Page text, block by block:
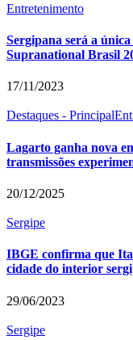
Entretenimento
Sergipana será a
Supranational Brasil
17/11/2023
Destaques - Principal
Lagarto ganha nova
transmissões
20/12/2025
Sergipe
IBGE confirma que
cidade do interior
29/06/2023
Sergipe